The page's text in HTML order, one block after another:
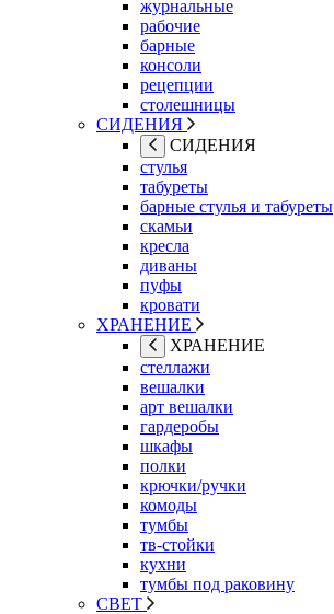
журнальные
рабочие
барные
консоли
рецепции
столешницы
СИДЕНИЯ
СИДЕНИЯ
стулья
табуреты
барные стулья и табуреты
скамьи
кресла
диваны
пуфы
кровати
ХРАНЕНИЕ
ХРАНЕНИЕ
стеллажи
вешалки
арт вешалки
гардеробы
шкафы
полки
крючки/ручки
комоды
тумбы
тв-стойки
кухни
тумбы под раковину
СВЕТ